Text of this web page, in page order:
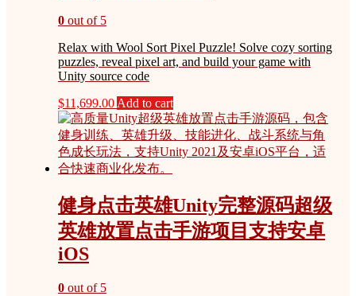
0 out of 5
Relax with Wool Sort Pixel Puzzle! Solve cozy sorting
puzzles, reveal pixel art, and build your game with
Unity source code
$11,699.00 Add to cart
健身点击英雄Unity完整源码超级
英雄放置点击手游项目支持安卓
iOS
0 out of 5